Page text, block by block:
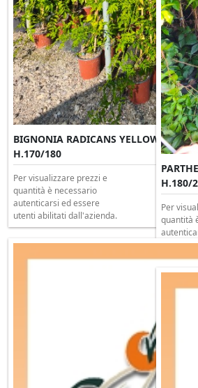
BIGNONIA RADICANS YELLOW
H.170/180
Per visualizzare prezzi e
quantità è necessario
autenticarsi ed essere
utenti abilitati dall'azienda.
H.180/
Per
quantità
utenti